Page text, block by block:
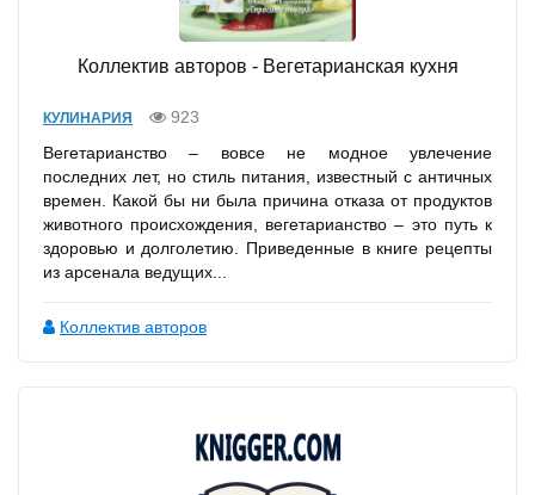
Коллектив авторов - Вегетарианская кухня
КУЛИНАРИЯ
923
Вегетарианство – вовсе не модное увлечение
последних лет, но стиль питания, известный с античных
времен. Какой бы ни была причина отказа от продуктов
животного происхождения, вегетарианство – это путь к
здоровью и долголетию. Приведенные в книге рецепты
из арсенала ведущих...
Коллектив авторов